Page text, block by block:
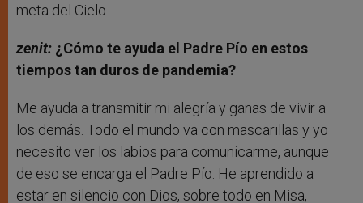
meta del Cielo.
zenit: ¿Cómo te ayuda el Padre Pío en estos
tiempos tan duros de pandemia?
Me ayuda a transmitir mi alegría y ganas de vivir a
los demás. Todo el mundo va con mascarillas y yo
necesito ver los labios para comunicarme, aunque
de eso se encarga el Padre Pío. He aprendido a
estar en silencio con Dios, sobre todo en Misa,